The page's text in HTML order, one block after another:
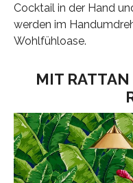
Cocktail in der Hand
werden im
Wohlfühloase.
MIT